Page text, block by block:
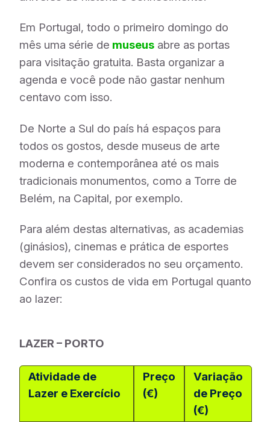
Em Portugal, todo o primeiro domingo do
mês uma série de museus abre as portas
para visitação gratuita. Basta organizar a
agenda e você pode não gastar nenhum
centavo com isso.
De Norte a Sul do país há espaços para
todos os gostos, desde museus de arte
moderna e contemporânea até os mais
tradicionais monumentos, como a Torre de
Belém, na Capital, por exemplo.
Para além destas alternativas, as academias
(ginásios), cinemas e prática de esportes
devem ser considerados no seu orçamento.
Confira os custos de vida em Portugal quanto
ao lazer:
LAZER – PORTO
Atividade de
Lazer e Exercício
Preço
(€)
Variação
de Preço
(€)